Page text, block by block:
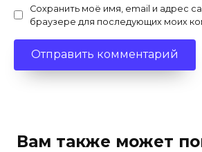
Сохранить моё имя, email и адрес
браузере для последующих моих
Вам также может